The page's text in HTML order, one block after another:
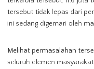
tersebut tidak lepas dari
ini sedang digemari oleh
Melihat permasalahan
seluruh elemen